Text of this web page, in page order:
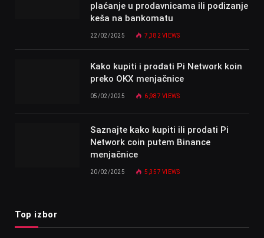
plaćanje u prodavnicama ili podizanje
keša na bankomatu
22/02/2025 7,382VIEWS
Kako kupiti i prodati Pi Network koin
preko OKX menjačnice
05/02/2025 6,987VIEWS
Saznajte kako kupiti ili prodati Pi
Network coin putem Binance
menjačnice
20/02/2025 5,357VIEWS
Top izbor